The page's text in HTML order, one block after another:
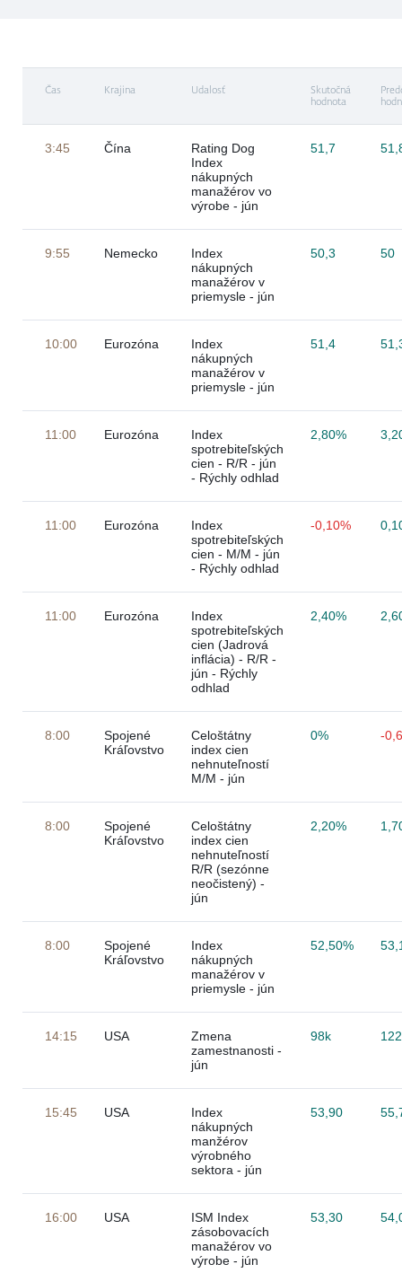
Čas Krajina Udalosť
Skutočná
hodnota
3:45 Čína
Rating Dog
Index
nákupných
manažérov vo
výrobe - jún
51,7
9:55 Nemecko
Index
nákupných
manažérov v
priemysle - jún
50,3 50
10:00 Eurozóna
Index
nákupných
manažérov v
priemysle - jún
51,4
11:00 Eurozóna
Index
spotrebiteľských
cien - R/R - jún
- Rýchly odhlad
2,80%
11:00 Eurozóna
Index
spotrebiteľských
cien - M/M - jún
- Rýchly odhlad
-0,10%
11:00 Eurozóna
Index
spotrebiteľských
cien (Jadrová
inflácia) - R/R -
jún - Rýchly
odhlad
2,40%
8:00
Spojené
Kráľovstvo
Celoštátny
index cien
nehnuteľností
M/M - jún
0% -
8:00
Spojené
Kráľovstvo
Celoštátny
index cien
nehnuteľností
R/R (sezónne
neočistený) -
jún
2,20%
8:00
Spojené
Kráľovstvo
Index
nákupných
manažérov v
priemysle - jún
52,50%
14:15 USA
Zmena
zamestnanosti -
jún
98k
15:45 USA
Index
nákupných
manžérov
výrobného
sektora - jún
53,90
16:00 USA
ISM Index
zásobovacích
manažérov vo
výrobe - jún
53,30